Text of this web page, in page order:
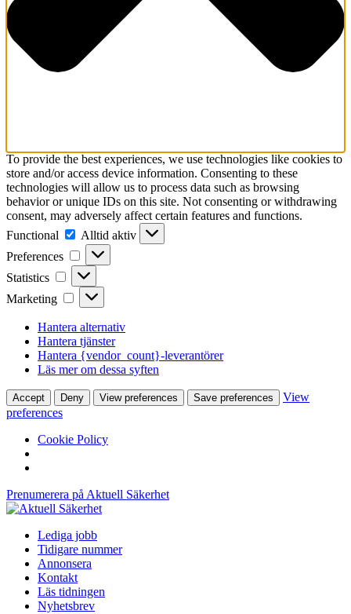
To provide the best experiences, we use technologies like cookies to
store and/or access device information. Consenting to these
technologies will allow us to process data such as browsing
behavior or unique IDs on this site. Not consenting or withdrawing
consent, may adversely affect certain features and functions.
Functional
Functional
Alltid aktiv
Preferences
Preferences
Statistics Statistics
Marketing Marketing
Hantera alternativ
Hantera tjänster
Hantera {vendor_count}-leverantörer
Läs mer om dessa syften
Accept Deny View preferences Save preferences
View
preferences
Cookie Policy
Prenumerera på Aktuell Säkerhet
Lediga jobb
Tidigare nummer
Annonsera
Kontakt
Läs tidningen
Nyhetsbrev